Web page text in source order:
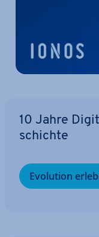
10 Jahre
schich­te
Evolution